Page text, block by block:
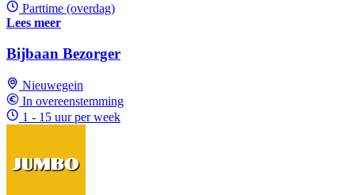
Parttime (overdag)
Lees meer
Bijbaan Bezorger
Nieuwegein
In overeenstemming
1 - 15 uur per week